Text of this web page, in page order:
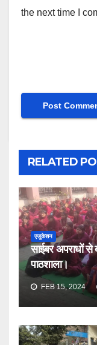
the next time I
RELATED
एजुकेशन
साईबर अपराधों
पाठशाला।
FEB 15, 2024